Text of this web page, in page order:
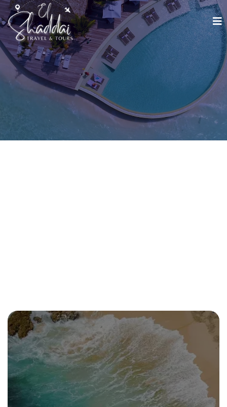
DESCUBRE EL MUNDO CON